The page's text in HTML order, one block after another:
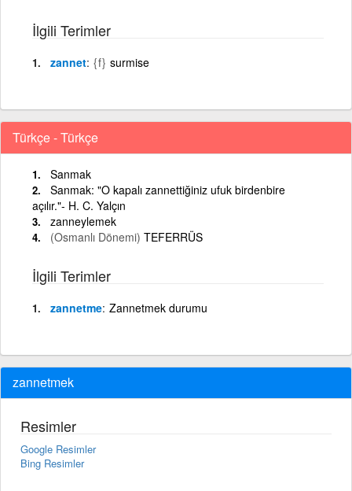
İlgili Terimler
zannet {f} surmise
Türkçe - Türkçe
Sanmak
Sanmak: "O kapalı zannettiğiniz ufuk birdenbire
açılır."- H. C. Yalçın
zanneylemek
(Osmanlı Dönemi) TEFERRÜS
İlgili Terimler
zannetme Zannetmek durumu
zannetmek
Resimler
Google Resimler
Bing Resimler